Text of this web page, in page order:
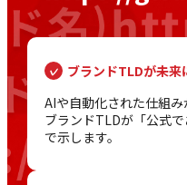
ブランドTLDが未来
AIや自動化された仕組み
ブランドTLDが「公式
で示します。